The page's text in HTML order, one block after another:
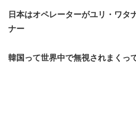
日本はオペレーターがユリ・ワタ
ナー
韓国って世界中で無視されまくっ